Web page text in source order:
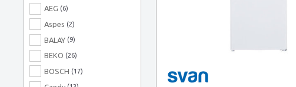
LAVASECADORA
LAVAVAJILLAS
MICROONDAS INTEGRAB.
(161)
SECADORA(81)
TERMO ELECTRICO
VINOTECA(57)
AEG (6)
Aspes (2)
BALAY (9)
BEKO (26)
BOSCH (17)